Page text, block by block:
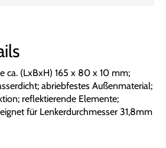
ca. (LxBxH) 165 x 80 x 10 mm;
abriebfestes Außenmaterial;
reflektierende Elemente;
für Lenkerdurchmesser 31,8mm